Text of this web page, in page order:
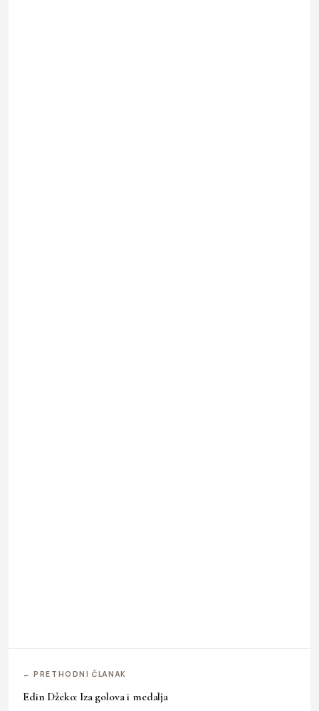
← PRETHODNI ČLANAK
Edin Džeko: Iza golova i medalja